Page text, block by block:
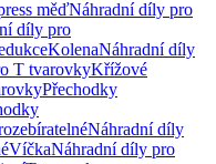
měďNáhradní díly pro
díly pro
KolenaNáhradní díly
T tvarovkyKřížové
Přechodky
Náhradní díly
VíčkaNáhradní díly pro